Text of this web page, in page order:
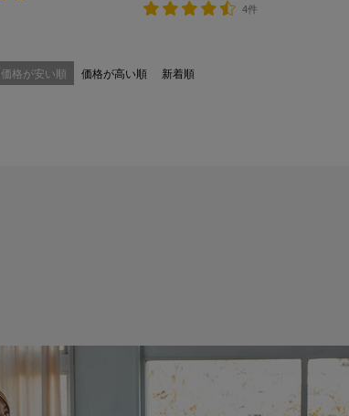
4件
価格が安い順 価格が高い順 新着順